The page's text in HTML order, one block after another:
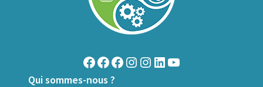
Qui sommes-nous ?